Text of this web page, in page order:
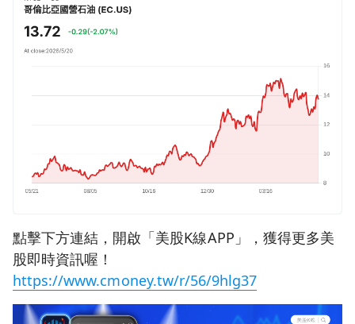
點擊下方連結，開啟「美股K線APP」，獲得更多美
股即時資訊喔！
https://www.cmoney.tw/r/56/9hlg37